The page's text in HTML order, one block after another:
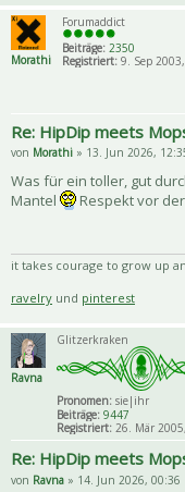
Morathi
Forumaddict
Beiträge: 2350
Registriert: 9. Sep
Re: HipDip meets
von Morathi » 13. Jun 2026,
Was für ein toller, gut
Mantel
Respekt vor
it takes courage to grow up
ravelry und pinterest
Ravna
Glitzerkraken
Pronomen: sie|ihr
Beiträge: 9447
Registriert: 26. Mär
Re: HipDip meets
von Ravna » 14. Jun 2026, 00:36